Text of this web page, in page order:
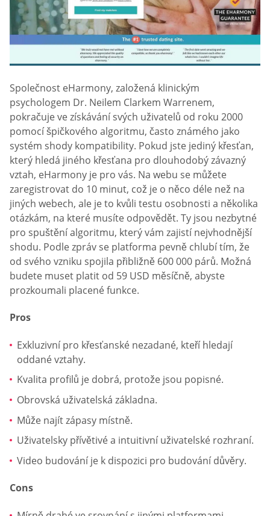
Společnost eHarmony, založená klinickým
psychologem Dr. Neilem Clarkem Warrenem,
pokračuje ve získávání svých uživatelů od roku 2000
pomocí špičkového algoritmu, často známého jako
systém shody kompatibility. Pokud jste jediný křesťan,
který hledá jiného křesťana pro dlouhodobý závazný
vztah, eHarmony je pro vás. Na webu se můžete
zaregistrovat do 10 minut, což je o něco déle než na
jiných webech, ale je to kvůli testu osobnosti a několika
otázkám, na které musíte odpovědět. Ty jsou nezbytné
pro spuštění algoritmu, který vám zajistí nejvhodnější
shodu. Podle zpráv se platforma pevně chlubí tím, že
od svého vzniku spojila přibližně 600 000 párů. Možná
budete muset platit od 59 USD měsíčně, abyste
prozkoumali placené funkce.
Pros
Exkluzivní pro křesťanské nezadané, kteří hledají
oddané vztahy.
Kvalita profilů je dobrá, protože jsou popisné.
Obrovská uživatelská základna.
Může najít zápasy místně.
Uživatelsky přívětivé a intuitivní uživatelské rozhraní.
Video budování je k dispozici pro budování důvěry.
Cons